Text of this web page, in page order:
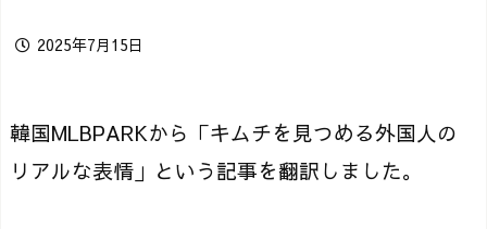
2025年7月15日
韓国MLBPARKから「キムチを見つめる外国人の
リアルな表情」という記事を翻訳しました。